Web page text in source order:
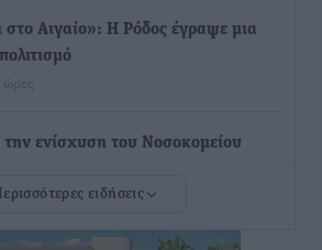
στο Αιγαίο»: Η Ρόδος έγραψε μια
ενίσχυση του Νοσοκομείου
Γεωργιάδης
ειδήσεις